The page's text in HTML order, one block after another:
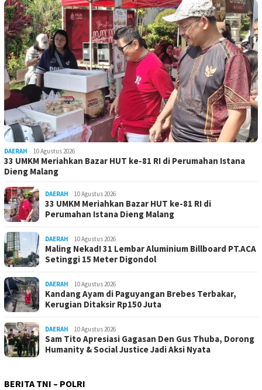
DAERAH 10 Agustus 2026
33 UMKM Meriahkan Bazar HUT ke-81 RI di Perumahan Istana
Dieng Malang
DAERAH 10 Agustus 2026
33 UMKM Meriahkan Bazar HUT ke-81 RI di
Perumahan Istana Dieng Malang
DAERAH 10 Agustus 2026
Maling Nekad! 31 Lembar Aluminium Billboard PT.ACA
Setinggi 15 Meter Digondol
DAERAH 10 Agustus 2026
Kandang Ayam di Paguyangan Brebes Terbakar,
Kerugian Ditaksir Rp150 Juta
DAERAH 10 Agustus 2026
Sam Tito Apresiasi Gagasan Den Gus Thuba, Dorong
Humanity & Social Justice Jadi Aksi Nyata
BERITA TNI – POLRI